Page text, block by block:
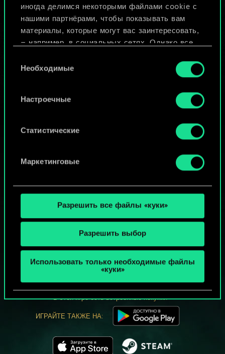
иногда делимся некоторыми файлами cookie с
нашими партнёрами, чтобы показывать вам
материалы, которые могут вас заинтересовать,
— например, в социальных сетях. Однако все
разрешения.
Найти подробную информацию о том, как мы
используем ваши файлы cookie, и изменить
«Настройки» ниже.
согласия
Необходимые
Настроечные
Статистические
Маркетинговые
Разрешить все файлы «куки»
Разрешить выбор
Использовать только необходимые файлы
«куки»
ИЛИ
МОЖЕТ ПАРТЕЕЧКУ В ГВИНТ?
ИГРАТЬ
БЕСПЛАТНО НА ПК
В этой игре есть встроенные покупки
ИГРАЙТЕ ТАКЖЕ НА: